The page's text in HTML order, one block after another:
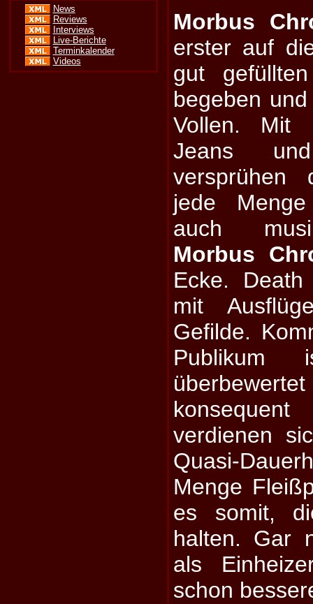
News
Reviews
Interviews
Live-Berichte
Terminkalender
Videos
Morbus
erster auf
gut
begeben
Vollen. Mit
Jeans und
versprühen
jede
auch
Morbus
Ecke.
mit
Gefilde.
Publikum
konsequent
verdienen
Quasi-
Menge
es somit,
halten. Gar
als
schon